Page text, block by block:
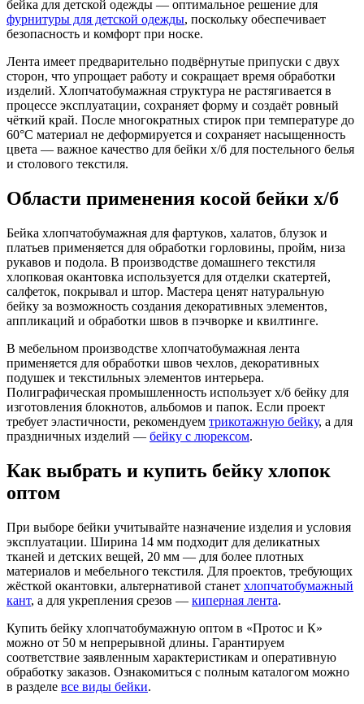
бейка для детской одежды — оптимальное решение для
фурнитуры для детской одежды, поскольку обеспечивает
безопасность и комфорт при носке.
Лента имеет предварительно подвёрнутые припуски с двух
сторон, что упрощает работу и сокращает время обработки
изделий. Хлопчатобумажная структура не растягивается в
процессе эксплуатации, сохраняет форму и создаёт ровный
чёткий край. После многократных стирок при температуре до
60°C материал не деформируется и сохраняет насыщенность
цвета — важное качество для бейки х/б для постельного белья
и столового текстиля.
Области применения косой бейки х/б
Бейка хлопчатобумажная для фартуков, халатов, блузок и
платьев применяется для обработки горловины, пройм, низа
рукавов и подола. В производстве домашнего текстиля
хлопковая окантовка используется для отделки скатертей,
салфеток, покрывал и штор. Мастера ценят натуральную
бейку за возможность создания декоративных элементов,
аппликаций и обработки швов в пэчворке и квилтинге.
В мебельном производстве хлопчатобумажная лента
применяется для обработки швов чехлов, декоративных
подушек и текстильных элементов интерьера.
Полиграфическая промышленность использует х/б бейку для
изготовления блокнотов, альбомов и папок. Если проект
требует эластичности, рекомендуем трикотажную бейку, а для
праздничных изделий — бейку с люрексом.
Как выбрать и купить бейку хлопок
оптом
При выборе бейки учитывайте назначение изделия и условия
эксплуатации. Ширина 14 мм подходит для деликатных
тканей и детских вещей, 20 мм — для более плотных
материалов и мебельного текстиля. Для проектов, требующих
жёсткой окантовки, альтернативой станет хлопчатобумажный
кант, а для укрепления срезов — киперная лента.
Купить бейку хлопчатобумажную оптом в «Протос и К»
можно от 50 м непрерывной длины. Гарантируем
соответствие заявленным характеристикам и оперативную
обработку заказов. Ознакомиться с полным каталогом можно
в разделе все виды бейки.